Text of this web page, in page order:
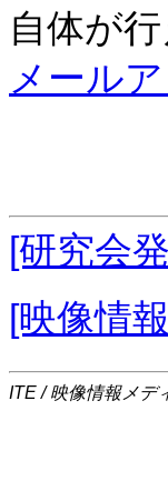
自体が
メール
[研究会
[映像情
ITE / 映像情報メデ